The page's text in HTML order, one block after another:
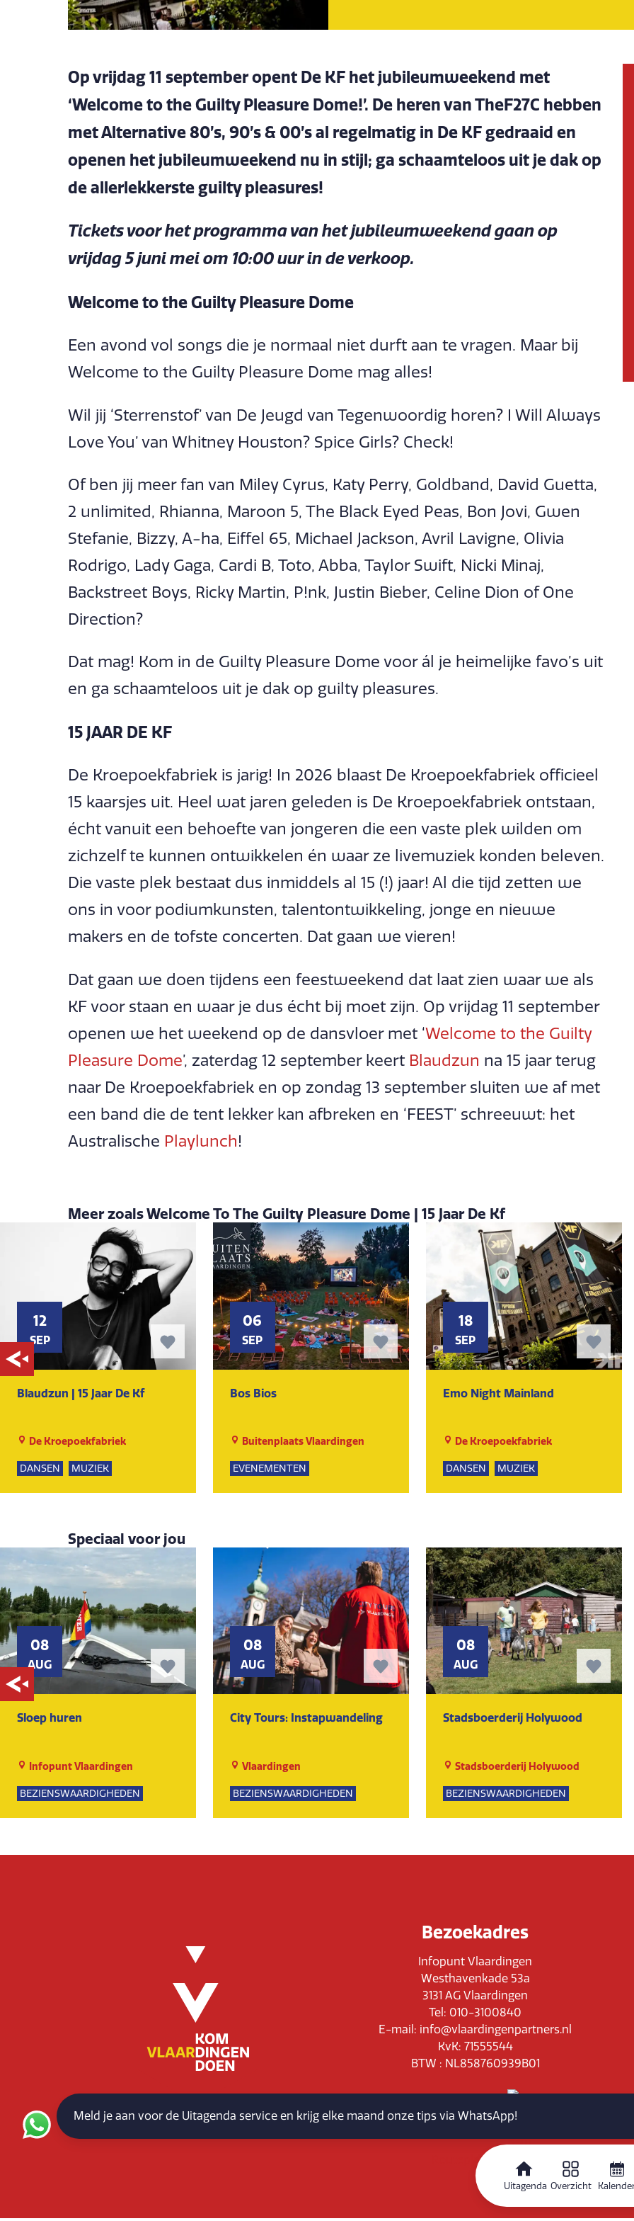
Uitagenda Overzicht
Op vrijdag 11 september opent De KF het jubileumweekend met
‘Welcome to the Guilty Pleasure Dome!’. De heren van TheF27C hebben
met Alternative 80’s, 90’s & 00’s al regelmatig in De KF gedraaid en
openen het jubileumweekend nu in stijl; ga schaamteloos uit je dak op
de allerlekkerste guilty pleasures!
Tickets voor het programma van het jubileumweekend gaan op
vrijdag 5 juni mei om 10:00 uur in de verkoop.
Welcome to the Guilty Pleasure Dome
Een avond vol songs die je normaal niet durft aan te vragen. Maar bij
Welcome to the Guilty Pleasure Dome mag alles!
Wil jij ‘Sterrenstof’ van De Jeugd van Tegenwoordig horen? I Will Always
Love You’ van Whitney Houston? Spice Girls? Check!
Of ben jij meer fan van Miley Cyrus, Katy Perry, Goldband, David Guetta,
2 unlimited, Rhianna, Maroon 5, The Black Eyed Peas, Bon Jovi, Gwen
Stefanie, Bizzy, A-ha, Eiffel 65, Michael Jackson, Avril Lavigne, Olivia
Rodrigo, Lady Gaga, Cardi B, Toto, Abba, Taylor Swift, Nicki Minaj,
Backstreet Boys, Ricky Martin, P!nk, Justin Bieber, Celine Dion of One
Direction?
Dat mag! Kom in de Guilty Pleasure Dome voor ál je heimelijke favo’s uit
en ga schaamteloos uit je dak op guilty pleasures.
15 JAAR DE KF
De Kroepoekfabriek is jarig! In 2026 blaast De Kroepoekfabriek officieel
15 kaarsjes uit. Heel wat jaren geleden is De Kroepoekfabriek ontstaan,
écht vanuit een behoefte van jongeren die een vaste plek wilden om
zichzelf te kunnen ontwikkelen én waar ze livemuziek konden beleven.
Die vaste plek bestaat dus inmiddels al 15 (!) jaar! Al die tijd zetten we
ons in voor podiumkunsten, talentontwikkeling, jonge en nieuwe
makers en de tofste concerten. Dat gaan we vieren!
Dat gaan we doen tijdens een feestweekend dat laat zien waar we als
KF voor staan en waar je dus écht bij moet zijn. Op vrijdag 11 september
openen we het weekend op de dansvloer met ‘Welcome to the Guilty
Pleasure Dome’, zaterdag 12 september keert Blaudzun na 15 jaar terug
naar De Kroepoekfabriek en op zondag 13 september sluiten we af met
een band die de tent lekker kan afbreken en ‘FEEST’ schreeuwt: het
Australische Playlunch!
Meer zoals Welcome To The Guilty Pleasure Dome | 15 Jaar De Kf
12
SEP
Blaudzun | 15 Jaar De Kf
De Kroepoekfabriek
DANSEN
MUZIEK
KUNST EN CULTUUR
06
SEP
Bos Bios
Buitenplaats Vlaardingen
EVENEMENTEN
KUNST EN CULTUUR
18
SEP
Emo Night Mainland
De Kroepoekfabriek
DANSEN MUZIEK
Speciaal voor jou
08
AUG
Sloep huren
Infopunt Vlaardingen
BEZIENSWAARDIGHEDEN
NATUUR
08
AUG
City Tours: Instapwandeling
Vlaardingen
BEZIENSWAARDIGHEDEN
SPORTIEF
GROEPSUITJES
08
AUG
Stadsboerderij Holywood
Stadsboerderij Holywood
BEZIENSWAARDIGHEDEN
NATUUR
Bezoekadres
Infopunt Vlaardingen
Westhavenkade 53a
3131 AG Vlaardingen
Tel: 010-3100840
E-mail: info@vlaardingenpartners.nl
KvK: 71555544
BTW : NL858760939B01
Routeplanner
Meld je aan voor de Uitagenda service en krijg elke maand onze tips via WhatsApp!